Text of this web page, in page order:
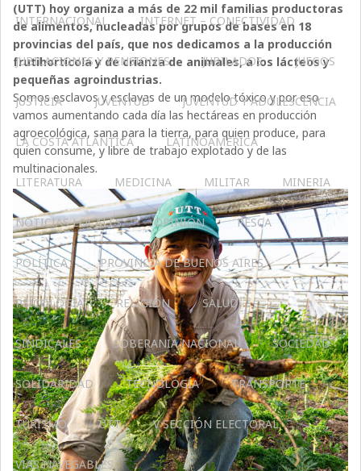
INTERNACIONAL INTERNET – CONECTIVIDAD
JUBILACIONES Y PENSIONES JUBILADOS JUEGOS
JUSTICIA JUVENTUD JUVENTUD Y ADOLESCENCIA
LA COSTA ATLÁNTICA LATINOAMERICA
LITERATURA MEDICINA MILITAR MINERIA
NOTICIAS LOCALES OPINIÓN PESCA
POLÍTICA PROVINCIA DE BUENOS AIRES
PSICOLOGÍA RELIGIÓN SALUD
SINDICALES SOBERANÍA NACIONAL SOCIEDAD
SOLIDARIDAD TECNOLOGÍA TRANSPORTE
TURISMO UTT V SECCIÓN ELECTORAL
VÍAS NAVEGABLES
(UTT) hoy organiza a más de 22 mil familias productoras
de alimentos, nucleadas por grupos de bases en 18
provincias del país, que nos dedicamos a la producción
frutihortícola y de crianza de animales, a los lácteos y
pequeñas agroindustrias.
Somos esclavos y esclavas de un modelo tóxico y por eso
vamos aumentando cada día las hectáreas en producción
agroecológica, sana para la tierra, para quien produce, para
quien consume, y libre de trabajo explotado y de las
multinacionales.